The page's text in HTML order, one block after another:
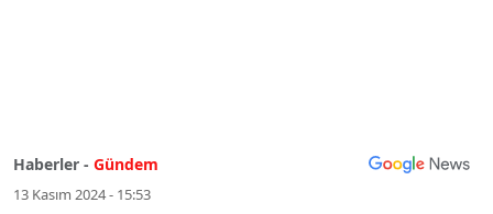
Haberler - Gündem
13 Kasım 2024 - 15:53